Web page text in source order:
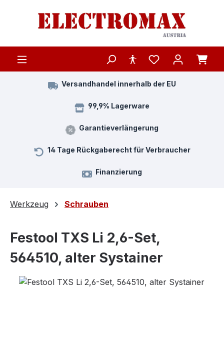
Zum Hauptinhalt springen
Versandhandel innerhalb der EU
99,9% Lagerware
Garantieverlängerung
14 Tage Rückgaberecht für Verbraucher
Finanzierung
Werkzeug Schrauben
Festool TXS Li 2,6-Set,
564510, alter Systainer
Bildergalerie überspringen